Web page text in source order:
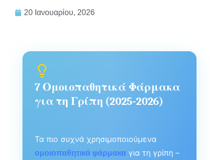
20 Ιανουαρίου, 2026
7 Ομοιοπαθητικά Φάρμακα
για τη Γρίπη (2025-2026)
Τα πιο συχνά χρησιμοποιούμενα
ομοιοπαθητικά φάρμακα για τη γρίπη –